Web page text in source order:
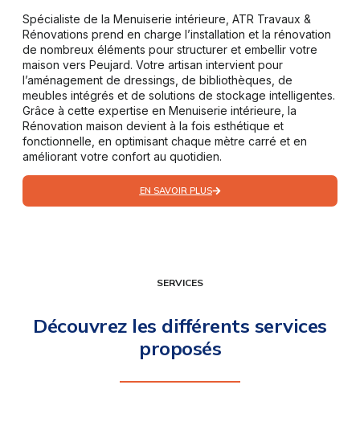
Spécialiste de la Menuiserie intérieure, ATR Travaux &
Rénovations prend en charge l’installation et la rénovation
de nombreux éléments pour structurer et embellir votre
maison vers Peujard. Votre artisan intervient pour
l’aménagement de dressings, de bibliothèques, de
meubles intégrés et de solutions de stockage intelligentes.
Grâce à cette expertise en Menuiserie intérieure, la
Rénovation maison devient à la fois esthétique et
fonctionnelle, en optimisant chaque mètre carré et en
améliorant votre confort au quotidien.
EN SAVOIR PLUS
SERVICES
Découvrez les différents services
proposés